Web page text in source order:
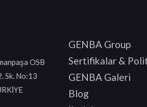
OSB
Sk. No:13
GENBA Group
Sertifikalar &
GENBA Galeri
Blog